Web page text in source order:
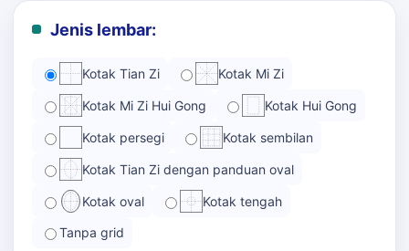
Jenis lembar:
Kotak Tian Zi Kotak Mi Zi
Kotak Mi Zi Hui Gong Kotak Hui Gong
Kotak persegi Kotak sembilan
Kotak Tian Zi dengan panduan oval
Kotak oval Kotak tengah
Tanpa grid